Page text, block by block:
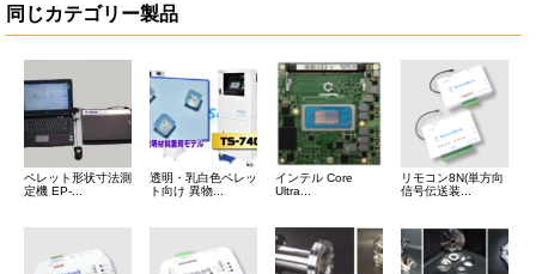
同じカテゴリー製品
ペレット形状寸法測
定機 EP-...
透明・乳白色ペレッ
ト向け 異物...
インテル Core
Ultra...
リモコン8N(単方向
信号伝送装...